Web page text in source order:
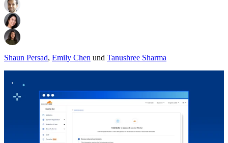
Shaun Persad, Emily Chen und Tanushree Sharma